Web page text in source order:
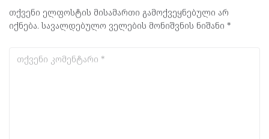
თქვენი ელფოსტის მისამართი გამოქვეყნებული არ
იქნება. სავალდებულო ველების მონიშვნის ნიშანი *